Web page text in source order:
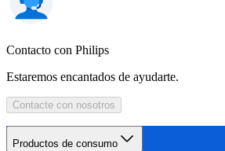
Contacto con Philips
Estaremos encantados de ayudarte.
Contacte con nosotros
Productos de consumo